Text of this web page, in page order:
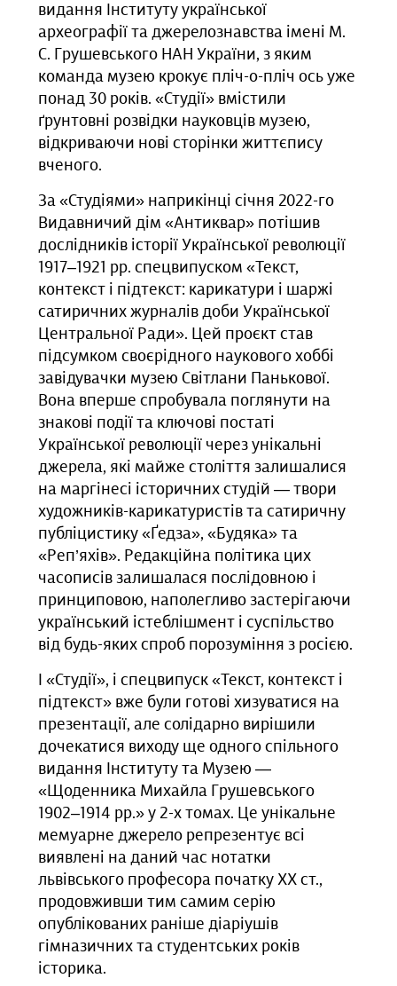
видання Інституту української
археографії та джерелознавства імені М.
С. Грушевського НАН України, з яким
команда музею крокує пліч-о-пліч ось уже
понад 30 років. «Студії» вмістили
ґрунтовні розвідки науковців музею,
відкриваючи нові сторінки життєпису
вченого.
За «Студіями» наприкінці січня 2022-го
Видавничий дім «Антиквар» потішив
дослідників історії Української революції
1917‒1921 рр. спецвипуском «Текст,
контекст і підтекст: карикатури і шаржі
сатиричних журналів доби Української
Центральної Ради». Цей проєкт став
підсумком своєрідного наукового хоббі
завідувачки музею Світлани Панькової.
Вона вперше спробувала поглянути на
знакові події та ключові постаті
Української революції через унікальні
джерела, які майже століття залишалися
на маргінесі історичних студій — твори
художників-карикатуристів та сатиричну
публіцистику «Ґедза», «Будяка» та
«Реп’яхів». Редакційна політика цих
часописів залишалася послідовною і
принциповою, наполегливо застерігаючи
український істеблішмент і суспільство
від будь-яких спроб порозуміння з росією.
І «Студії», і спецвипуск «Текст, контекст і
підтекст» вже були готові хизуватися на
презентації, але солідарно вирішили
дочекатися виходу ще одного спільного
видання Інституту та Музею —
«Щоденника Михайла Грушевського
1902‒1914 рр.» у 2-х томах. Це унікальне
мемуарне джерело репрезентує всі
виявлені на даний час нотатки
львівського професора початку ХХ ст.,
продовживши тим самим серію
опублікованих раніше діаріушів
гімназичних та студентських років
історика.